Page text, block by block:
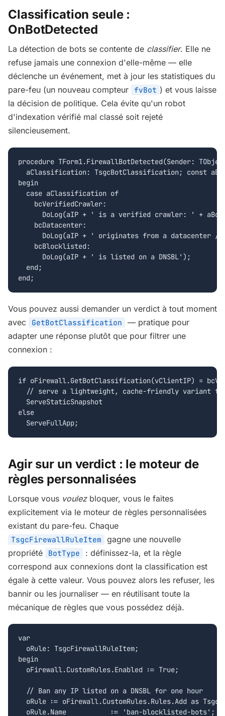
Classification seule :
OnBotDetected
La détection de bots se contente de classifier. Elle ne
refuse jamais une connexion d'elle-même — elle
déclenche un événement, met à jour les statistiques du
pare-feu (un nouveau compteur
fvBot ) et vous laisse
la décision de politique. Cela évite qu'un robot
d'indexation vérifié mal classé soit rejeté
silencieusement.
procedure TForm1.FirewallBotDetected(Sender:
aClassification: TsgcBotClassification; const
begin
  case aClassification of
    bcVerifiedCrawler:
DoLog(aIP + ' is a verified crawler: ' +
    bcDatacenter:
DoLog(aIP + ' originates from a datacenter /
    bcBlocklisted:
      DoLog(aIP + ' is listed on a DNSBL');
  end;
end;
Vous pouvez aussi demander un verdict à tout moment
avec
GetBotClassification
— pratique pour
adapter une réponse plutôt que pour filtrer une
connexion :
if oFirewall.GetBotClassification(vClientIP) =
// serve a lightweight, cache-friendly variant
  ServeStaticSnapshot
else
  ServeFullApp;
Agir sur un verdict : le moteur de
règles personnalisées
Lorsque vous voulezbloquer, vous le faites
explicitement via le moteur de règles personnalisées
existant du pare-feu. Chaque
TsgcFirewallRuleItem
gagne une nouvelle
propriété
BotType
: définissez-la, et la règle
correspond aux connexions dont la classification est
égale à cette valeur. Vous pouvez alors les refuser, les
bannir ou les journaliser — en réutilisant toute la
mécanique de règles que vous possédez déjà.
var
  oRule: TsgcFirewallRuleItem;
begin
  oFirewall.CustomRules.Enabled := True;
  // Ban any IP listed on a DNSBL for one hour
oRule := oFirewall.CustomRules.Rules.Add as
  oRule.Name           := 'ban-blocklisted-bots';